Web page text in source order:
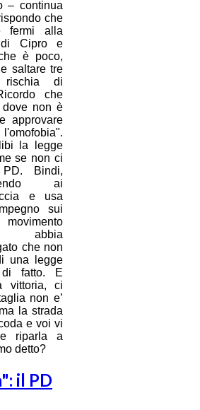
– continua
che
fermi alla
di Cipro e
è poco,
saltare tre
di
che
non è
approvare
la legge
se non ci
Bindi,
ai
e usa
sui
abbia
che non
una legge
fatto. E
vittoria, ci
non e’
la strada
e voi vi
riparla a
detto?
il PD